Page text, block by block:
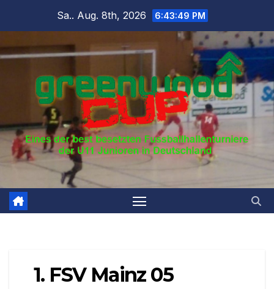
springen
Sa.. Aug. 8th, 2026 6:43:50 PM
1. FSV Mainz 05